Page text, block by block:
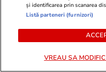
clasei populare
și identificarea prin scanarea
Listă parteneri (furnizori)
VREAU SA